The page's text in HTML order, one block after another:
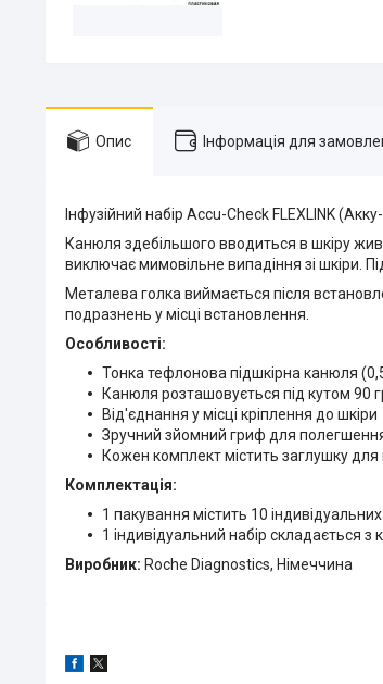
Опис Інформація для
Інфузійний набір Accu-Check FLEXLINK
Канюля здебільшого вводиться в шкіру
виключає мимовільне випадіння зі шкіри.
Металева голка виймається після
подразнень у місці встановлення.
Особливості:
Тонка тефлонова підшкірна канюля
Канюля розташовується під кутом 90
Від'єднання у місці кріплення до шкіри
Зручний зйомний гриф для
Кожен комплект містить заглушку
Комплектація:
1 пакування містить 10
1 індивідуальний набір складається
Виробник: Roche Diagnostics, Німеччина